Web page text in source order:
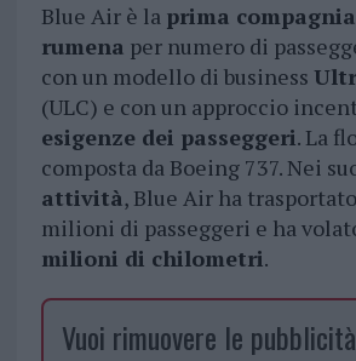
Blue Air è la prima
rumena per numero di
con un modello di business
(ULC) e con un approccio
esigenze dei passeggeri. La
composta da Boeing 737. Nei
attività, Blue Air ha
milioni di passeggeri e ha
milioni di chilometri.
Vuoi rimuovere le